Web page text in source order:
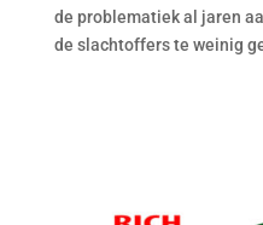
de problematiek al jaren
de slachtoffers te weinig